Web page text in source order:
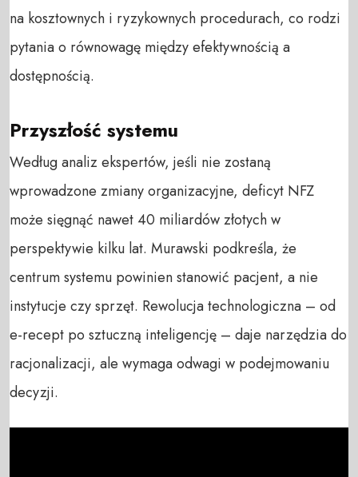
na kosztownych i ryzykownych procedurach, co rodzi
pytania o równowagę między efektywnością a
dostępnością.
Przyszłość systemu
Według analiz ekspertów, jeśli nie zostaną
wprowadzone zmiany organizacyjne, deficyt NFZ
może sięgnąć nawet 40 miliardów złotych w
perspektywie kilku lat. Murawski podkreśla, że
centrum systemu powinien stanowić pacjent, a nie
instytucje czy sprzęt. Rewolucja technologiczna – od
e-recept po sztuczną inteligencję – daje narzędzia do
racjonalizacji, ale wymaga odwagi w podejmowaniu
decyzji.